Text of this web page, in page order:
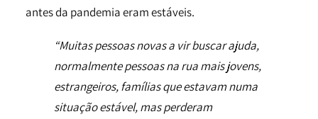
antes da pandemia eram estáveis.
“Muitas pessoas novas a vir buscar ajuda,
normalmente pessoas na rua mais jovens,
estrangeiros, famílias que estavam numa
situação estável, mas perderam